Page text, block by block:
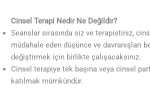
Cinsel Terapi Nedir Ne Değildir?
Seanslar sırasında siz ve terapistiniz,
müdahale eden düşünce ve davranışları
değiştirmek için birlikte çalışacaksınız.
Cinsel terapiye tek başına veya cinsel
katılmak mümkündür.